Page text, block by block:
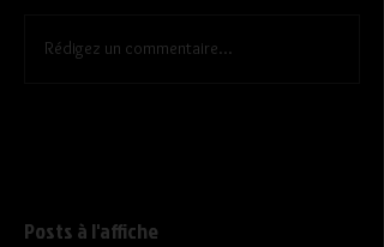
Rédigez un commentaire...
Posts à l'affiche